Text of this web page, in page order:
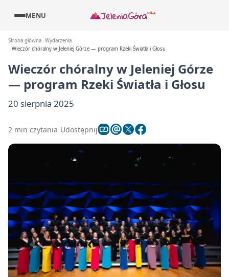
MENU
Strona główna Wydarzenia
Wieczór chóralny w Jeleniej Górze — program Rzeki Światła i Głosu
Wieczór chóralny w Jeleniej Górze
— program Rzeki Światła i Głosu
20 sierpnia 2025
2 min czytania Udostępnij